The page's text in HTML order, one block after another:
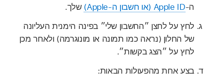
ה‑Apple ID (או חשבון ה‑Apple)
שלך.
לחץ על לחצן ״החשבון שלי״ בפינה הימנית העליונה
של החלון (נראה כמו תמונה או מונוגרמה) ולאחר מכן
לחץ על ״הצג בקשות״.
בצע אחת מהפעולות הבאות: